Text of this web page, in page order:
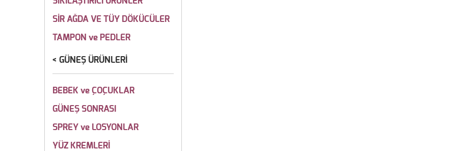
SİR AĞDA VE TÜY DÖKÜCÜLER
TAMPON ve PEDLER
GÜNEŞ ÜRÜNLERİ
BEBEK ve ÇOÇUKLAR
GÜNEŞ SONRASI
SPREY ve LOSYONLAR
YÜZ KREMLERİ